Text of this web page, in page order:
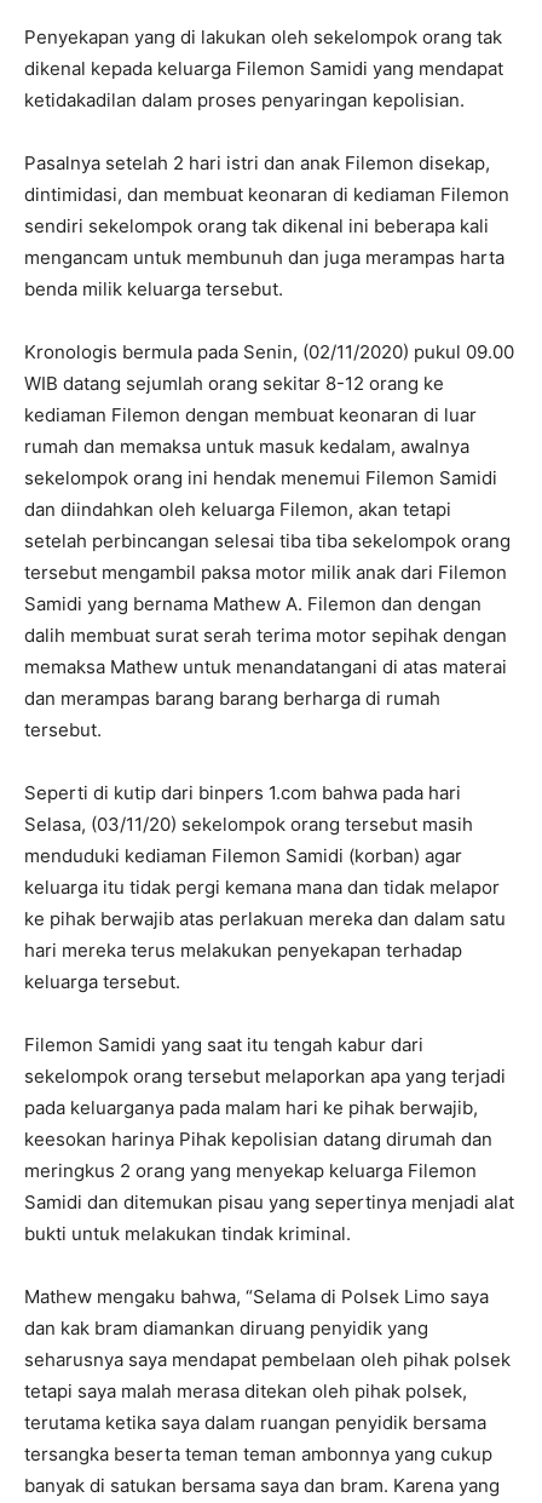
Penyekapan yang di lakukan oleh sekelompok orang tak
dikenal kepada keluarga Filemon Samidi yang mendapat
ketidakadilan dalam proses penyaringan kepolisian.
Pasalnya setelah 2 hari istri dan anak Filemon disekap,
dintimidasi, dan membuat keonaran di kediaman Filemon
sendiri sekelompok orang tak dikenal ini beberapa kali
mengancam untuk membunuh dan juga merampas harta
benda milik keluarga tersebut.
Kronologis bermula pada Senin, (02/11/2020) pukul 09.00
WIB datang sejumlah orang sekitar 8-12 orang ke
kediaman Filemon dengan membuat keonaran di luar
rumah dan memaksa untuk masuk kedalam, awalnya
sekelompok orang ini hendak menemui Filemon Samidi
dan diindahkan oleh keluarga Filemon, akan tetapi
setelah perbincangan selesai tiba tiba sekelompok orang
tersebut mengambil paksa motor milik anak dari Filemon
Samidi yang bernama Mathew A. Filemon dan dengan
dalih membuat surat serah terima motor sepihak dengan
memaksa Mathew untuk menandatangani di atas materai
dan merampas barang barang berharga di rumah
tersebut.
Seperti di kutip dari binpers 1.com bahwa pada hari
Selasa, (03/11/20) sekelompok orang tersebut masih
menduduki kediaman Filemon Samidi (korban) agar
keluarga itu tidak pergi kemana mana dan tidak melapor
ke pihak berwajib atas perlakuan mereka dan dalam satu
hari mereka terus melakukan penyekapan terhadap
keluarga tersebut.
Filemon Samidi yang saat itu tengah kabur dari
sekelompok orang tersebut melaporkan apa yang terjadi
pada keluarganya pada malam hari ke pihak berwajib,
keesokan harinya Pihak kepolisian datang dirumah dan
meringkus 2 orang yang menyekap keluarga Filemon
Samidi dan ditemukan pisau yang sepertinya menjadi alat
bukti untuk melakukan tindak kriminal.
Mathew mengaku bahwa, “Selama di Polsek Limo saya
dan kak bram diamankan diruang penyidik yang
seharusnya saya mendapat pembelaan oleh pihak polsek
tetapi saya malah merasa ditekan oleh pihak polsek,
terutama ketika saya dalam ruangan penyidik bersama
tersangka beserta teman teman ambonnya yang cukup
banyak di satukan bersama saya dan bram. Karena yang